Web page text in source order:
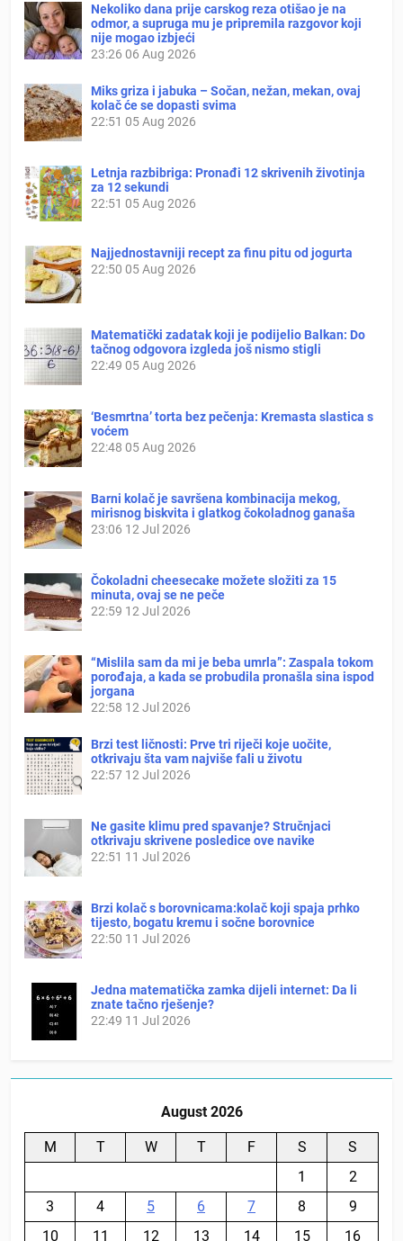
Nekoliko dana prije carskog reza otišao je na
odmor, a supruga mu je pripremila razgovor koji
nije mogao izbjeći
23:26 06 Aug 2026
Miks griza i jabuka – Sočan, nežan, mekan, ovaj
kolač će se dopasti svima
22:51 05 Aug 2026
Letnja razbibriga: Pronađi 12 skrivenih životinja
za 12 sekundi
22:51 05 Aug 2026
Najjednostavniji recept za finu pitu od jogurta
22:50 05 Aug 2026
Matematički zadatak koji je podijelio Balkan: Do
tačnog odgovora izgleda još nismo stigli
22:49 05 Aug 2026
‘Besmrtna’ torta bez pečenja: Kremasta slastica s
voćem
22:48 05 Aug 2026
Barni kolač je savršena kombinacija mekog,
mirisnog biskvita i glatkog čokoladnog ganaša
23:06 12 Jul 2026
Čokoladni cheesecake možete složiti za 15
minuta, ovaj se ne peče
22:59 12 Jul 2026
“Mislila sam da mi je beba umrla”: Zaspala tokom
porođaja, a kada se probudila pronašla sina ispod
jorgana
22:58 12 Jul 2026
Brzi test ličnosti: Prve tri riječi koje uočite,
otkrivaju šta vam najviše fali u životu
22:57 12 Jul 2026
Ne gasite klimu pred spavanje? Stručnjaci
otkrivaju skrivene posledice ove navike
22:51 11 Jul 2026
Brzi kolač s borovnicama:kolač koji spaja prhko
tijesto, bogatu kremu i sočne borovnice
22:50 11 Jul 2026
Jedna matematička zamka dijeli internet: Da li
znate tačno rješenje?
22:49 11 Jul 2026
August 2026
M T W T F S
S
1
2
3
4 5 6 7 8
9
10
11 12 13 14 15 16